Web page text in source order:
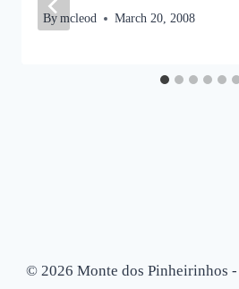
By mcleod March 20, 2008
© 2026 Monte dos Pinheirinhos -